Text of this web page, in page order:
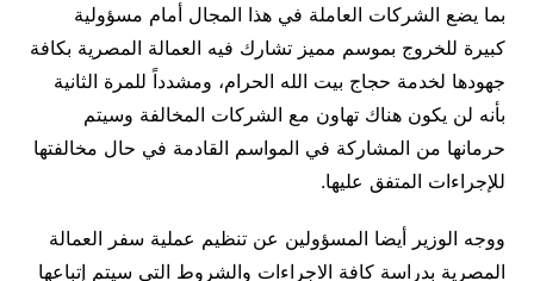
بما يضع الشركات العاملة في هذا المجال أمام مسؤولية
كبيرة للخروج بموسم مميز تشارك فيه العمالة المصرية بكافة
جهودها لخدمة حجاج بيت الله الحرام، ومشدداً للمرة الثانية
بأنه لن يكون هناك تهاون مع الشركات المخالفة وسيتم
حرمانها من المشاركة في المواسم القادمة في حال مخالفتها
للإجراءات المتفق عليها.
ووجه الوزير أيضا المسؤولين عن تنظيم عملية سفر العمالة
المصرية بدراسة كافة الاجراءات والشروط التى سيتم إتباعها